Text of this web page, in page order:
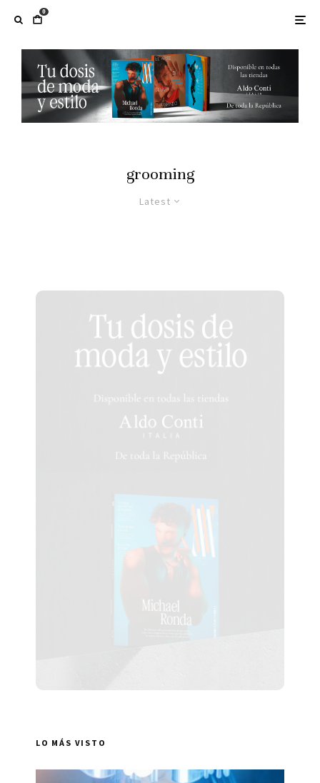
0
grooming
Latest
LO MÁS VISTO